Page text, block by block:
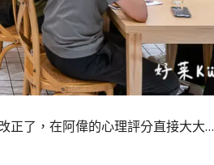
正了，在阿偉的心理評分直接大大…